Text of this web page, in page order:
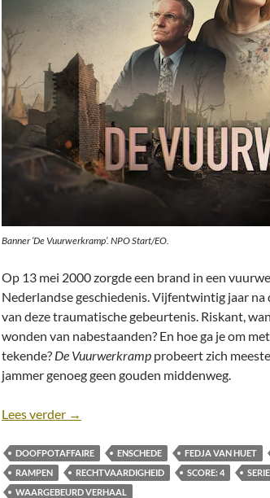
Banner ‘De Vuurwerkramp’. NPO Start/EO.
Op 13 mei 2000 zorgde een brand in een
Nederlandse geschiedenis. Vijfentwintig jaar
van deze traumatische gebeurtenis. Riskant,
wonden van nabestaanden? En hoe ga je om
tekende? De Vuurwerkramp probeert zich
jammer genoeg geen gouden middenweg.
Lees verder Recensie: De Vuurwerkramp
→
DOOFPOTAFFAIRE ENSCHEDE FEDJA VAN HUET
RAMPEN
RECHTVAARDIGHEID SCORE: 4
WAARGEBEURD VERHAAL